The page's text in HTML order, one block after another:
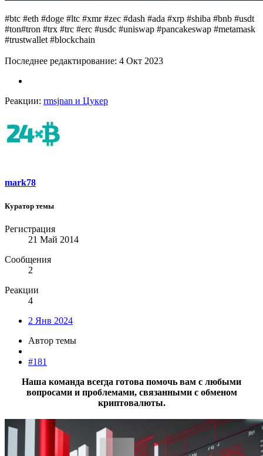
#btc #eth #doge #ltc #xmr #zec #dash #ada #xrp #shiba #bnb #usdt
#ton#tron #trx #trc #erc #usdc #uniswap #pancakeswap #metamask
#trustwallet #blockchain
Последнее редактирование: 4 Окт 2023
Реакции: rmsjnan и Цукер
mark78
Куратор темы
Регистрация
21 Май 2014
Сообщения
2
Реакции
4
2 Янв 2024
Автор темы
#181
Наша команда всегда готова помочь вам с любыми
вопросами и проблемами, связанными с обменом
криптовалюты.